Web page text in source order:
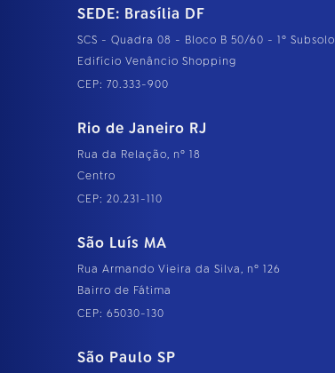
SEDE: Brasília DF
SCS - Quadra 08 - Bloco B 50/60 - 1º Subsolo
Edifício Venâncio Shopping
CEP: 70.333-900
Rio de Janeiro RJ
Rua da Relação, nº 18
Centro
CEP: 20.231-110
São Luís MA
Rua Armando Vieira da Silva, nº 126
Bairro de Fátima
CEP: 65030-130
São Paulo SP